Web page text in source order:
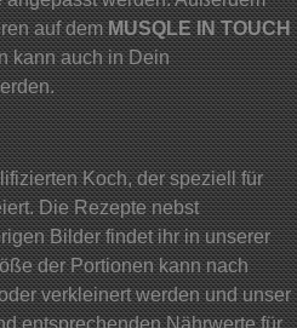
auf demMUSQLE IN TOUCH
kann auch in Dein
Koch, der speziell für
Die Rezepte nebst
Bilder findet ihr in unserer
der Portionen kann nach
verkleinert werden und unser